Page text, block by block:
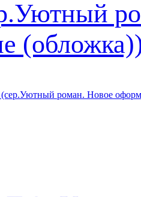
роман. Новое